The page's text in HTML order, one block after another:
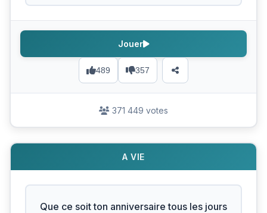
489 357
Jouer
371 449 votes
A VIE
Que ce soit ton anniversaire tous les jours